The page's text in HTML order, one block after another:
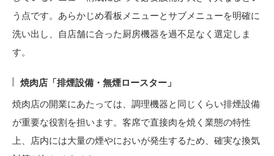
う点です。あらかじめ看板メニューとサブメニューを明確に
洗い出し、自店舗に合った厨房機器を過不足なく選定しま
す。
焼肉店「排煙設備・無煙ロースター」
焼肉店の開業にあたっては、調理機器と同じくらい排煙設備
が重要な役割を担います。客席で直接肉を焼く業態の特性
上、店内には大量の煙やにおいが発生するため、確実な換気